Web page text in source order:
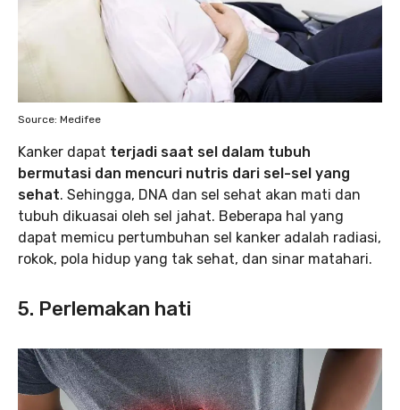
Source: Medifee
Kanker dapat terjadi saat sel dalam tubuh
bermutasi dan mencuri nutris dari sel-sel yang
sehat. Sehingga, DNA dan sel sehat akan mati dan
tubuh dikuasai oleh sel jahat. Beberapa hal yang
dapat memicu pertumbuhan sel kanker adalah radiasi,
rokok, pola hidup yang tak sehat, dan sinar matahari.
5. Perlemakan hati